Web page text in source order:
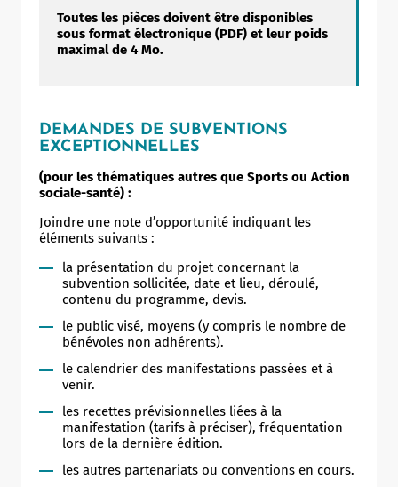
Toutes les pièces doivent être disponibles
sous format électronique (PDF) et leur poids
maximal de 4 Mo.
DEMANDES DE SUBVENTIONS
EXCEPTIONNELLES
(pour les thématiques autres que Sports ou Action
sociale-santé) :
Joindre une note d’opportunité indiquant les
éléments suivants :
la présentation du projet concernant la
subvention sollicitée, date et lieu, déroulé,
contenu du programme, devis.
le public visé, moyens (y compris le nombre de
bénévoles non adhérents).
le calendrier des manifestations passées et à
venir.
les recettes prévisionnelles liées à la
manifestation (tarifs à préciser), fréquentation
lors de la dernière édition.
les autres partenariats ou conventions en cours.